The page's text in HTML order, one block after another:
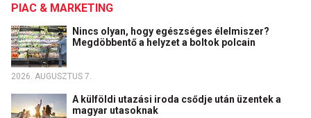
PIAC & MARKETING
Nincs olyan, hogy egészséges élelmiszer?
Megdöbbentő a helyzet a boltok polcain
2026. AUGUSZTUS 7.
A külföldi utazási iroda csődje után üzentek a
magyar utasoknak